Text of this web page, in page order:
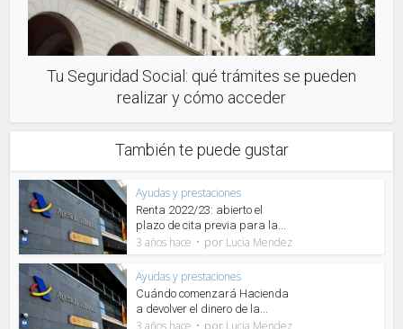
Tu Seguridad Social: qué trámites se pueden
realizar y cómo acceder
También te puede gustar
Ayudas y prestaciones
Renta 2022/23: abierto el
plazo de cita previa para la...
3 años hace por Lucia Mendez
Ayudas y prestaciones
Cuándo comenzará Hacienda
a devolver el dinero de la...
por